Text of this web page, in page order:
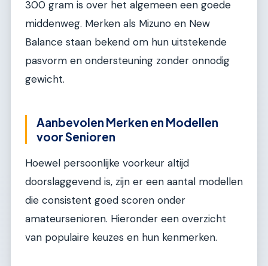
300 gram is over het algemeen een goede
middenweg. Merken als Mizuno en New
Balance staan bekend om hun uitstekende
pasvorm en ondersteuning zonder onnodig
gewicht.
Aanbevolen Merken en Modellen
voor Senioren
Hoewel persoonlijke voorkeur altijd
doorslaggevend is, zijn er een aantal modellen
die consistent goed scoren onder
amateursenioren. Hieronder een overzicht
van populaire keuzes en hun kenmerken.